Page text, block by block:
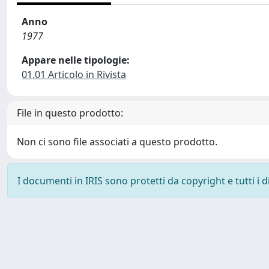
Anno
1977
Appare nelle tipologie:
01.01 Articolo in Rivista
File in questo prodotto:
Non ci sono file associati a questo prodotto.
I documenti in IRIS sono protetti da copyright e tutti i